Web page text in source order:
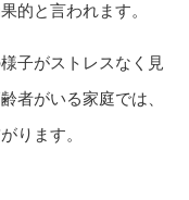
的と言われます。
子がストレスなく見
者がいる家庭では、
ります。